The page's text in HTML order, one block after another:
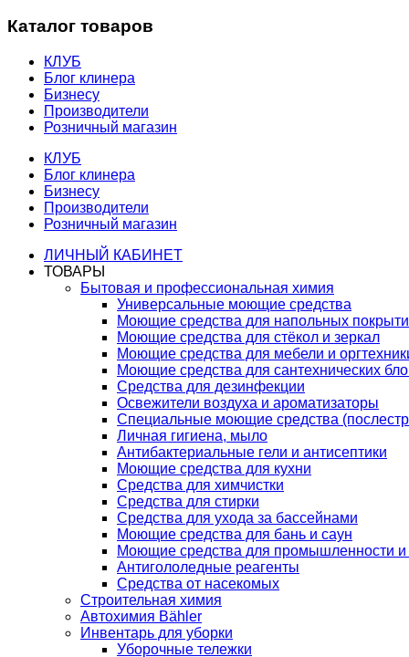
Каталог товаров
КЛУБ
Блог клинера
Бизнесу
Производители
Розничный магазин
КЛУБ
Блог клинера
Бизнесу
Производители
Розничный магазин
ЛИЧНЫЙ КАБИНЕТ
ТОВАРЫ
Бытовая и профессиональная химия
Универсальные моющие средства
Моющие средства для напольных
Моющие средства для стёкол и зеркал
Моющие средства для мебели и
Моющие средства для сантехнических
Средства для дезинфекции
Освежители воздуха и ароматизаторы
Специальные моющие средства
Личная гигиена, мыло
Антибактериальные гели и антисептики
Моющие средства для кухни
Средства для химчистки
Средства для стирки
Средства для ухода за бассейнами
Моющие средства для бань и саун
Моющие средства для промышленности и
Антигололедные реагенты
Средства от насекомых
Строительная химия
Автохимия Bähler
Инвентарь для уборки
Уборочные тележки